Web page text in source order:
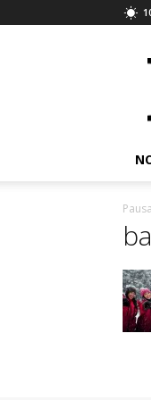
Pausa